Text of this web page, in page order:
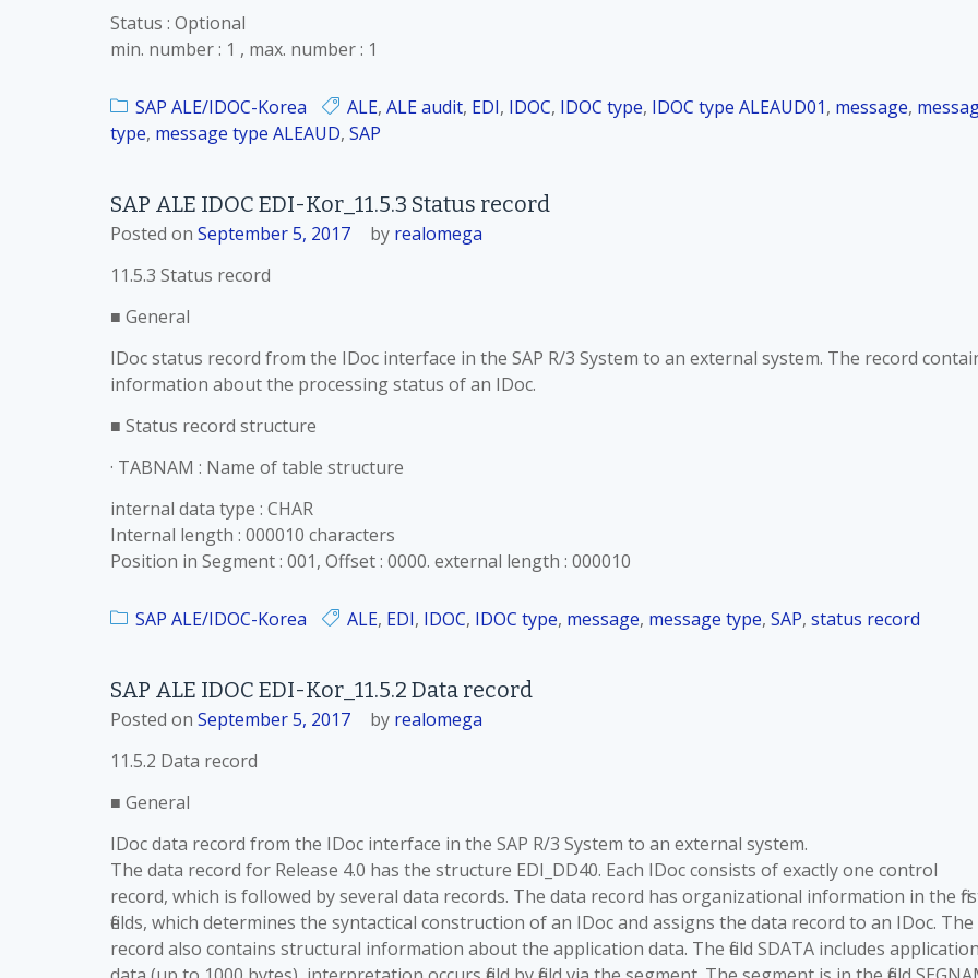
Status : Optional
min. number : 1 , max. number : 1
SAP ALE/IDOC-Korea ALE, ALE audit, EDI, IDOC, IDOC type, IDOC type ALEAUD01, message,
type, message type ALEAUD, SAP
SAP ALE IDOC EDI-Kor_11.5.3 Status record
Posted on September 5, 2017 by realomega
11.5.3 Status record
■ General
IDoc status record from the IDoc interface in the SAP R/3 System to an external system. The record
information about the processing status of an IDoc.
■ Status record structure
· TABNAM : Name of table structure
internal data type : CHAR
Internal length : 000010 characters
Position in Segment : 001, Offset : 0000. external length : 000010
SAP ALE/IDOC-Korea ALE, EDI, IDOC, IDOC type, message, message type, SAP, status record
SAP ALE IDOC EDI-Kor_11.5.2 Data record
Posted on September 5, 2017 by realomega
11.5.2 Data record
■ General
IDoc data record from the IDoc interface in the SAP R/3 System to an external system.
The data record for Release 4.0 has the structure EDI_DD40. Each IDoc consists of exactly one control
record, which is followed by several data records. The data record has organizational information in the
fields, which determines the syntactical construction of an IDoc and assigns the data record to an IDoc. The
record also contains structural information about the application data. The field SDATA includes application